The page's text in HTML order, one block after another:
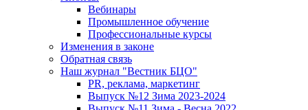
Вебинары
Промышленное обучение
Профессиональные курсы
Изменения в законе
Обратная связь
Наш журнал "Вестник БЦО"
PR, реклама, маркетинг
Выпуск №12 Зима 2023-2024